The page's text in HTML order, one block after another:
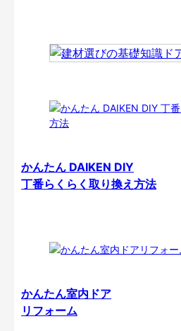
かんたん DAIKEN DIY
丁番らくらく取り換え方法
かんたん室内ドア
リフォーム